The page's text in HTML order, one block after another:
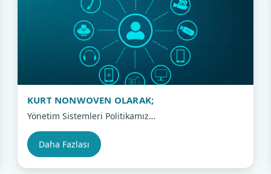
KURT NONWOVEN OLARAK;
Yönetim Sistemleri Politikamız…
Daha Fazlası